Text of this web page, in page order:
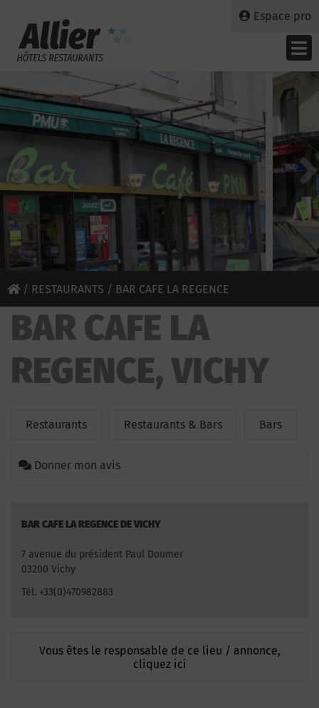
Espace pro
/ RESTAURANTS / BAR CAFE LA REGENCE
BAR CAFE LA
REGENCE, VICHY
Restaurants Restaurants & Bars Bars
Donner mon avis
BAR CAFE LA REGENCE DE VICHY
7 avenue du président Paul Doumer
03200 Vichy
Tél. +33(0)470982883
Vous êtes le responsable de ce lieu / annonce,
cliquez ici